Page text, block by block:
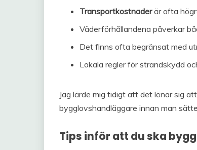
Transportkostnaderär ofta
Väderförhållandena påverkar
Det finns ofta begränsat med
Lokala regler för strandskydd
Jag lärde mig tidigt att det lönar sig
bygglovshandläggare innan man
Tips inför att du ska